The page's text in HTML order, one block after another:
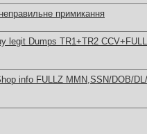
примикання
legit Dumps TR1+TR2
info FULLZ MMN,SSN/DOB/